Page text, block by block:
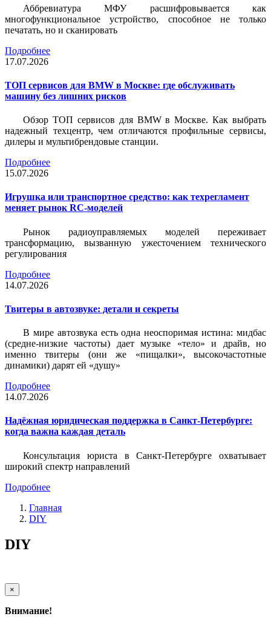
Аббревиатура МФУ расшифровывается как
многофункциональное устройство, способное не только
печатать, но и сканировать
Подробнее
17.07.2026
ТОП сервисов для BMW в Москве: где обслуживать
машину без лишних рисков
Обзор ТОП сервисов для BMW в Москве. Как выбрать
надежный техцентр, чем отличаются профильные сервисы,
дилеры и мультибрендовые станции.
Подробнее
15.07.2026
Игрушка или транспортное средство: как техрегламент
меняет рынок RC-моделей
Рынок радиоуправляемых моделей переживает
трансформацию, вызванную ужесточением технического
регулирования
Подробнее
14.07.2026
Твитеры в автозвуке: детали и секреты
В мире автозвука есть одна неоспоримая истина: мидбас
(средне-низкие частоты) дает музыке «тело» и драйв, но
именно твитеры (они же «пищалки», высокочастотные
динамики) дарят ей «душу»
Подробнее
14.07.2026
Надёжная юридическая поддержка в Санкт-Петербурге:
когда важна каждая деталь
Консультация юриста в Санкт-Петербурге охватывает
широкий спектр направлений
Подробнее
Главная
DIY
DIY
×
Внимание!